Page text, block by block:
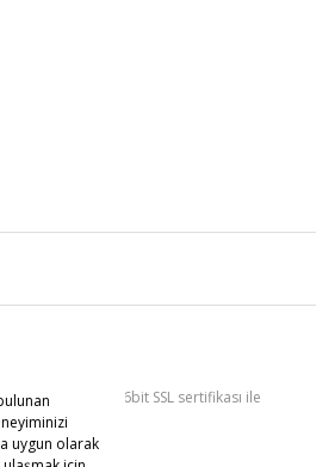
uygun olarak
bilgileriniz 256bit SSL sertifikası ile